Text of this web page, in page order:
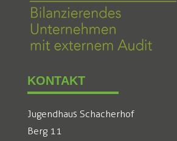
KONTAKT
Jugendhaus Schacherhof
Berg 11